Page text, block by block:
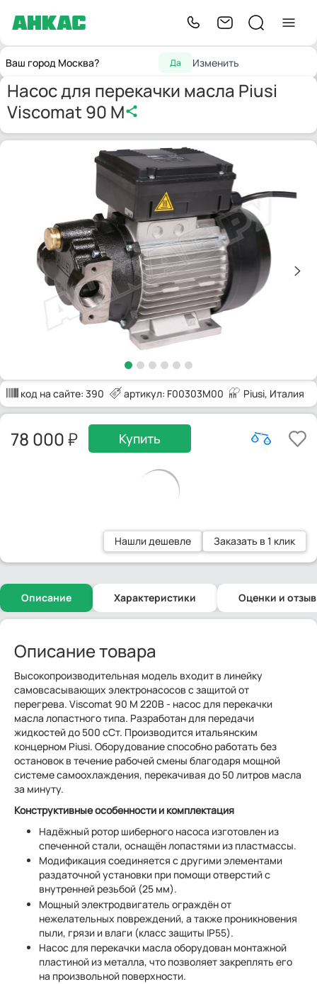
Ваш город Москва? Да Изменить
ГлавнаяНасосы
Viscomat 90 M
Насос для перекачки масла Piusi
Viscomat 90 M
код на сайте: 390 артикул: F00303M00 Piusi, Италия
78 000 Купить
Нашли дешевле Заказать в 1 клик
Описание Характеристики Оценки и
Описание товара
Высокопроизводительная модель входит в линейку
самовсасывающих электронасосов с защитой от
перегрева. Viscomat 90 M 220В - насос для перекачки
масла лопастного типа. Разработан для передачи
жидкостей до 500 сСт. Производится итальянским
концерном Piusi. Оборудование способно работать без
остановок в течение рабочей смены благодаря мощной
системе самоохлаждения, перекачивая до 50 литров масла
за минуту.
Конструктивные особенности и комплектация
Надёжный ротор шиберного насоса изготовлен из
спеченной стали, оснащён лопастями из пластмассы.
Модификация соединяется с другими элементами
раздаточной установки при помощи отверстий с
внутренней резьбой (25 мм).
Мощный электродвигатель ограждён от
нежелательных повреждений, а также проникновения
пыли, грязи и влаги (класс защиты IP55).
Насос для перекачки масла оборудован монтажной
пластиной из металла, что позволяет закреплять его
на произвольной поверхности.